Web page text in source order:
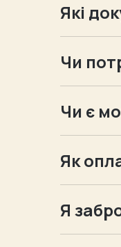
Які
Для
Чи
Так. У
Чи є
В
Як
Після
Я
Всі наші